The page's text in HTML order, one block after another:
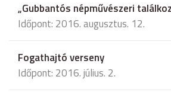
„Gubbantós népművészeri
Időpont: 2016. augusztus. 12.
Fogathajtó verseny
Időpont: 2016. július. 2.